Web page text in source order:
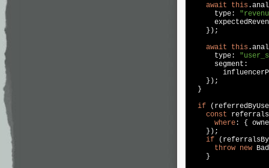
await
this
      type:
    });
await
this
      type:
      segment:
    });
  }
if
const
where: {
    });
if
throw new
    }